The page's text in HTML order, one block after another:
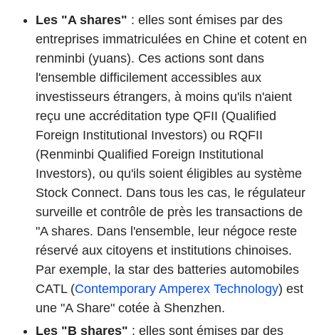
Les "A shares" : elles sont émises par des
entreprises immatriculées en Chine et cotent en
renminbi (yuans). Ces actions sont dans
l'ensemble difficilement accessibles aux
investisseurs étrangers, à moins qu'ils n'aient
reçu une accréditation type QFII (Qualified
Foreign Institutional Investors) ou RQFII
(Renminbi Qualified Foreign Institutional
Investors), ou qu'ils soient éligibles au système
Stock Connect. Dans tous les cas, le régulateur
surveille et contrôle de près les transactions de
"A shares. Dans l'ensemble, leur négoce reste
réservé aux citoyens et institutions chinoises.
Par exemple, la star des batteries automobiles
CATL (Contemporary Amperex Technology) est
une "A Share" cotée à Shenzhen.
Les "B shares" : elles sont émises par des